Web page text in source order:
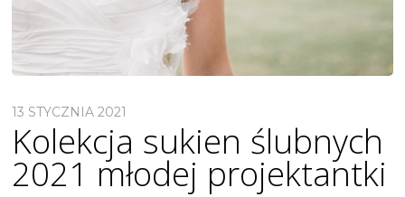
13 STYCZNIA 2021
Kolekcja sukien ślubnych
2021 młodej projektantki